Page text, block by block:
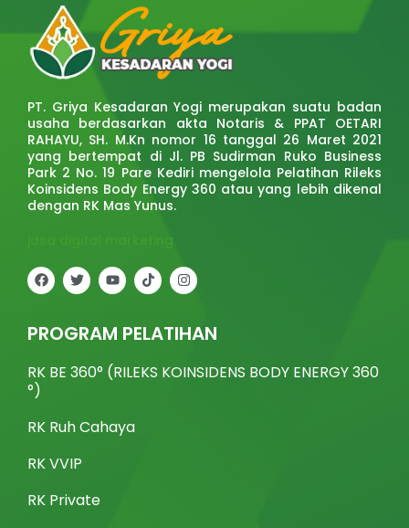
PT. Griya Kesadaran Yogi merupakan suatu badan
usaha berdasarkan akta Notaris & PPAT OETARI
RAHAYU, SH. M.Kn nomor 16 tanggal 26 Maret 2021
yang bertempat di Jl. PB Sudirman Ruko Business
Park 2 No. 19 Pare Kediri mengelola Pelatihan Rileks
Koinsidens Body Energy 360 atau yang lebih dikenal
dengan RK Mas Yunus.
jasa digital marketing
F
a
c
b
o
k
T
w
i
t
e
Y
o
u
u
b
T
i
k
o
k
I
n
s
a
g
a
m
PROGRAM PELATIHAN
RK BE 360° (RILEKS KOINSIDENS BODY ENERGY 360
°)
RK Ruh Cahaya
RK VVIP
RK Private